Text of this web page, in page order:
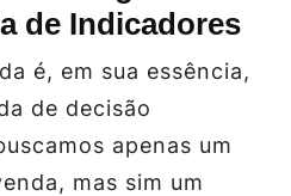
de Indicadores
é, em sua essência,
de decisão
apenas um
mas sim um